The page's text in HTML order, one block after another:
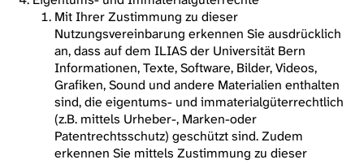
Mit Ihrer Zustimmung zu dieser
Nutzungsvereinbarung erkennen Sie ausdrücklich
an, dass auf dem ILIAS der Universität Bern
Informationen, Texte, Software, Bilder, Videos,
Grafiken, Sound und andere Materialien enthalten
sind, die eigentums- und immaterialgüterrechtlich
(z.B. mittels Urheber-, Marken-oder
Patentrechtsschutz) geschützt sind. Zudem
erkennen Sie mittels Zustimmung zu dieser